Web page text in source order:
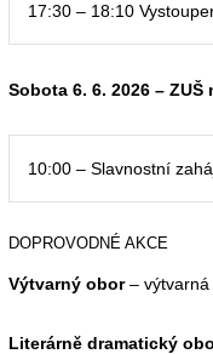
17:30 – 18:10
Sobota 6. 6. 2026 –
10:00 – Slavnostní
DOPROVODNÉ AKCE
Výtvarný obor– výtvarná
Literárně dramatický